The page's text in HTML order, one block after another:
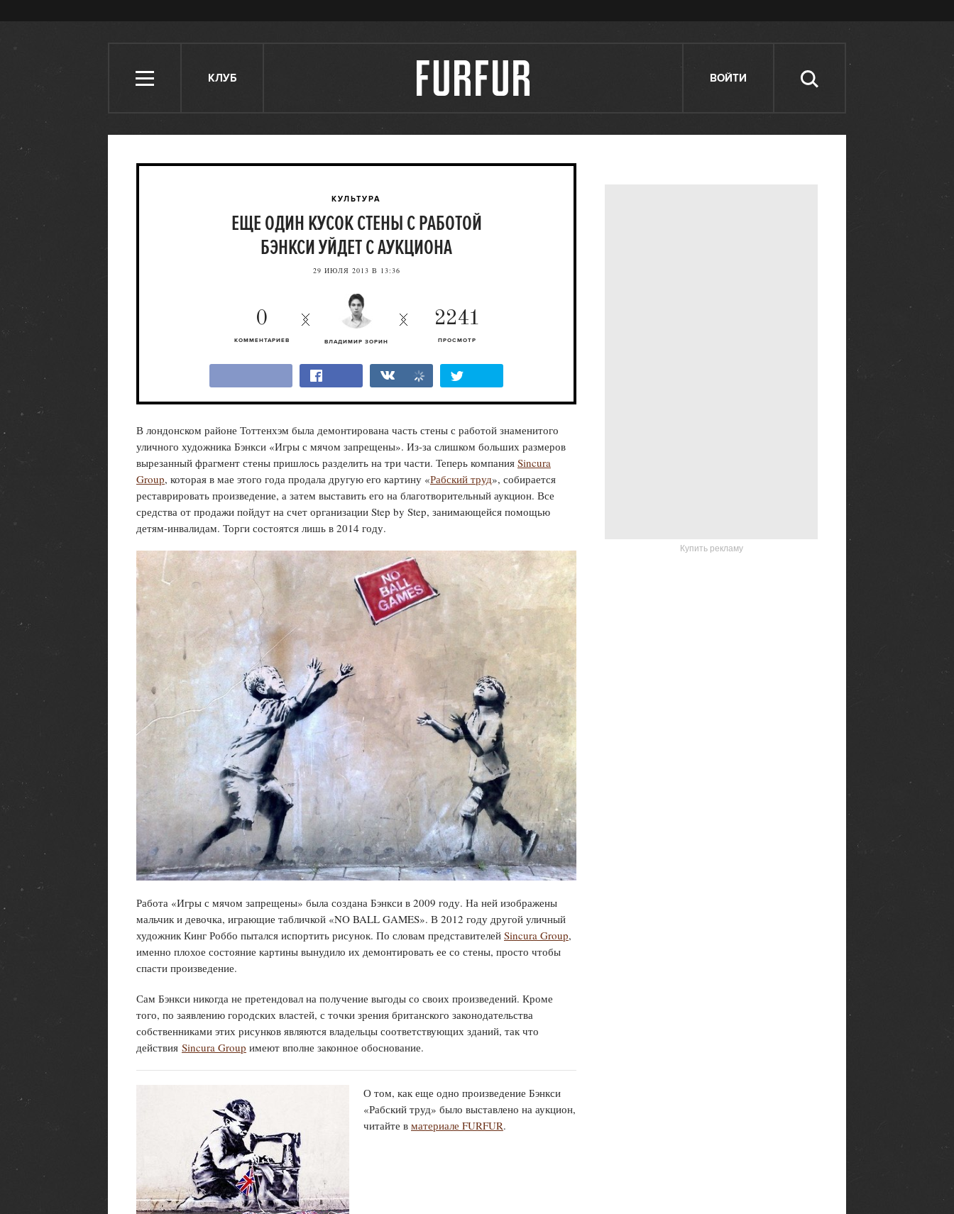
КЛУБ ВОЙТИ
КУЛЬТУРА
ЕЩЕ ОДИН КУСОК СТЕНЫ С РАБОТОЙ
БЭНКСИ УЙДЕТ С АУКЦИОНА
29 ИЮЛЯ 2013 В 13:36
ВЛАДИМИР ЗОРИН
2241
ПРОСМОТР
0
КОММЕНТАРИЕВ
В лондонском районе Тоттенхэм была демонтирована часть стены с работой знаменитого
уличного художника Бэнкси «Игры с мячом запрещены». Из-за слишком больших размеров
вырезанный фрагмент стены пришлось разделить на три части. Теперь компания Sincura
Group, которая в мае этого года продала другую его картину «Рабский труд», собирается
реставрировать произведение, а затем выставить его на благотворительный аукцион. Все
средства от продажи пойдут на счет организации Step by Step, занимающейся помощью
детям-инвалидам. Торги состоятся лишь в 2014 году.
Работа «Игры с мячом запрещены» была создана Бэнкси в 2009 году. На ней изображены
мальчик и девочка, играющие табличкой «NO BALL GAMES». В 2012 году другой уличный
художник Кинг Роббо пытался испортить рисунок. По словам представителей Sincura Group,
именно плохое состояние картины вынудило их демонтировать ее со стены, просто чтобы
спасти произведение.
Сам Бэнкси никогда не претендовал на получение выгоды со своих произведений. Кроме
того, по заявлению городских властей, с точки зрения британского законодательства
собственниками этих рисунков являются владельцы соответствующих зданий, так что
действия Sincura Group имеют вполне законное обоснование.
О том, как еще одно произведение Бэнкси
«Рабский труд» было выставлено на аукцион,
читайте в материале FURFUR.
Купить рекламу